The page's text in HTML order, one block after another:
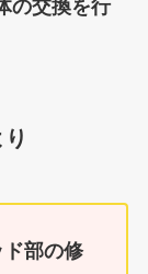
の交換を行
部の修